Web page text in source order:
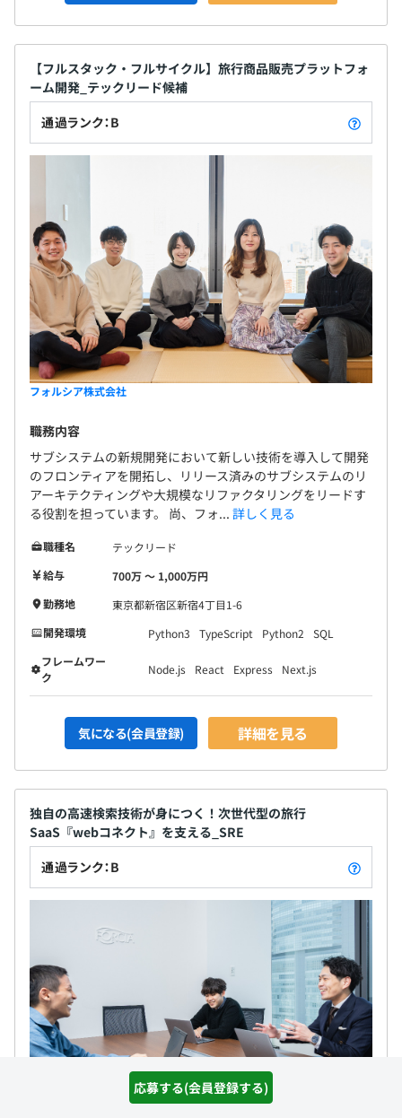
応募する(会員登録する)
【フルスタック・フルサイクル】旅行商品販売プラットフォ
ーム開発_テックリード候補
通過ランク：B
フォルシア株式会社
職務内容
サブシステムの新規開発において新しい技術を導入して開発
のフロンティアを開拓し、リリース済みのサブシステムのリ
アーキテクティングや大規模なリファクタリングをリードす
る役割を担っています。 尚、フォ... 詳しく見る
職種名
テックリード
給与
700万 〜 1,000万円
勤務地
東京都新宿区新宿4丁目1-6
開発環境
Python3 TypeScript Python2
SQL
フレームワー
ク
Node.js React Express Next.js
気になる(会員登録) 詳細を見る
独自の高速検索技術が身につく！次世代型の旅行
SaaS『webコネクト』を支える_SRE
通過ランク：B